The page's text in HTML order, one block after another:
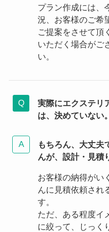
プラン作成には、
況、お客様のご希
ご提案をさせて頂
いただく場合がご
い。
実際にエクステリ
は、決めていない
もちろん、大丈夫
んが、設計・見積
お客様の納得がい
んに見積依頼され
す。
ただ、ある程度イ
に絞って、じっく